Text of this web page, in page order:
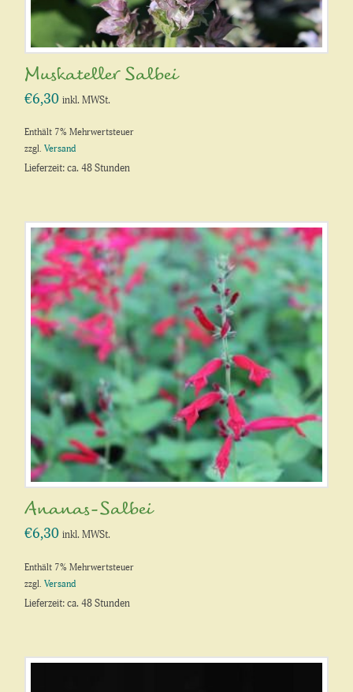
Muskateller Salbei
€6,30 inkl. MWSt.
Enthält 7% Mehrwertsteuer
zzgl.Versand
Lieferzeit: ca. 48 Stunden
Ananas-Salbei
€6,30 inkl. MWSt.
Enthält 7% Mehrwertsteuer
zzgl.Versand
Lieferzeit: ca. 48 Stunden